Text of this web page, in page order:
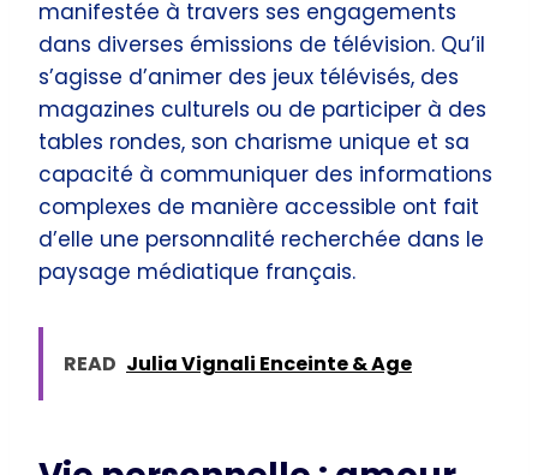
manifestée à travers ses engagements
dans diverses émissions de télévision. Qu’il
s’agisse d’animer des jeux télévisés, des
magazines culturels ou de participer à des
tables rondes, son charisme unique et sa
capacité à communiquer des informations
complexes de manière accessible ont fait
d’elle une personnalité recherchée dans le
paysage médiatique français.
READ Julia Vignali Enceinte & Age